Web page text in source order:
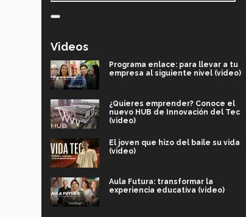
Videos
Programa enlace: para llevar a tu
empresa al siguiente nivel (video)
¿Quieres emprender? Conoce el
nuevo HUB de Innovación del Tec
(video)
El joven que hizo del baile su vida
(video)
Aula Futura: transformar la
experiencia educativa (video)